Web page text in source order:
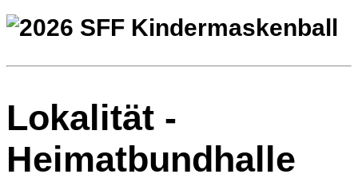
Lokalität -
Heimatbundhalle